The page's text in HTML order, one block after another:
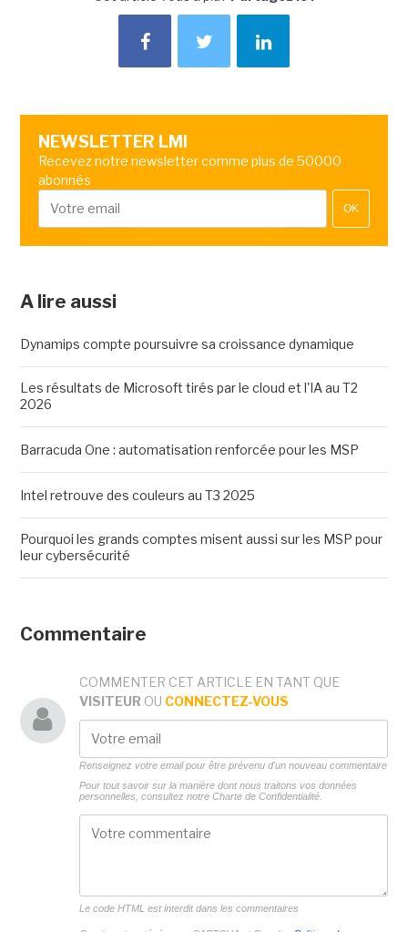
NEWSLETTER LMI
Recevez notre newsletter comme plus de 50000
abonnés
OK
A lire aussi
Dynamips compte poursuivre sa croissance dynamique
Les résultats de Microsoft tirés par le cloud et l'IA au T2
2026
Barracuda One : automatisation renforcée pour les MSP
Intel retrouve des couleurs au T3 2025
Pourquoi les grands comptes misent aussi sur les MSP pour
leur cybersécurité
Commentaire
COMMENTER CET ARTICLE EN TANT QUE
VISITEUR OU CONNECTEZ-VOUS
Renseignez votre email pour être prévenu d'un nouveau commentaire
Pour tout savoir sur la manière dont nous traitons vos données
personnelles, consultez notre Charte de Confidentialité.
Le code HTML est interdit dans les commentaires